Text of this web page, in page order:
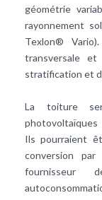
géométrie
rayonnement
Texlon®
transversale
stratification et
La toiture
photovoltaïques
Ils pourraient
conversion
fournisseur